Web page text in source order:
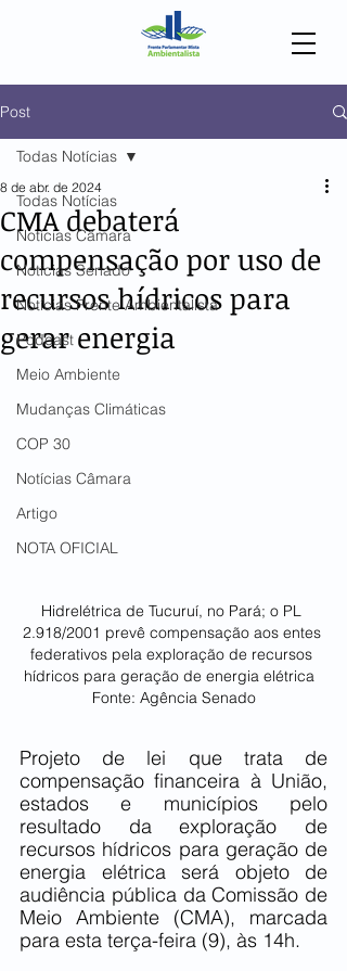
Post
Todas Notícias
Notícias Câmara
Notícias Senado
Notícias Frente Ambientalista
Podcast
Meio Ambiente
Mudanças Climáticas
COP 30
Notícias Câmara
Artigo
NOTA OFICIAL
Todas Notícias
CMA debaterá
compensação por uso de
recursos hídricos para
gerar energia
8 de abr. de 2024
Hidrelétrica de Tucuruí, no Pará; o PL
2.918/2001 prevê compensação aos entes
federativos pela exploração de recursos
hídricos para geração de energia elétrica
Fonte: Agência Senado
Projeto de lei que trata de
compensação financeira à União,
estados e municípios pelo
resultado da exploração de
recursos hídricos para geração de
energia elétrica será objeto de
audiência pública da Comissão de
Meio Ambiente (CMA), marcada
para esta terça-feira (9), às 14h.